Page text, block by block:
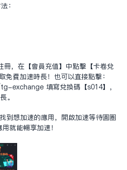
：
册，在【会员充值】中点击【卡卷兑
费加速时长！也可以直接点击：
exchange 填写兑换码【s014】，
。
到想加速的应用，开启加速等待圆圈
就能畅享加速！